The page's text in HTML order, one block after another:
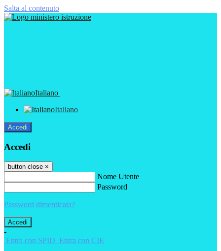
Salta al contenuto
Italiano
Italiano
Accedi
Accedi
button close ×
Nome Utente
Password
Password dimenticata?
-
Entra con SPID Entra con CIE